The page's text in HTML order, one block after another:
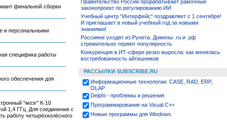
финальной сборки
и персональными
специфика работы
обеспечения для
"мозг" К-10
1,4 ГГц. Для соединения с
работу четырёхколёсного
Правительство России прорабатывает рамочный
законопроект по регулированию ИИ
Учебный центр "Интерфейс" поздравляет с 1 сентября!
И приглашает в новый учебный год за новыми
знаниями!
Россияне уходят из Рунета. Домены .ru и .рф
стремительно теряют популярность
Конкуренция в ИТ-сфере резко выросла: как менялась
востребованность айтишников
РАССЫЛКИ SUBSCRIBE.RU
Информационные технологии: CASE, RAD, ERP,
OLAP
Delphi - проблемы и решения
Программирование на Visual С++
Новые программы для Windows